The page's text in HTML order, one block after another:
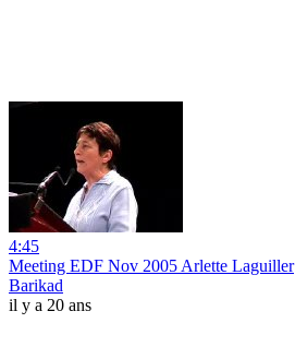
4:45
Meeting EDF Nov 2005 Arlette Laguiller
Barikad
il y a 20 ans